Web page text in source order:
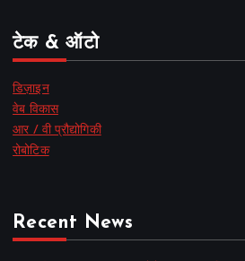
टेक & ऑटो
डिज़ाइन
वेब विकास
आर / वी प्रौद्योगिकी
रोबोटिक
Recent News